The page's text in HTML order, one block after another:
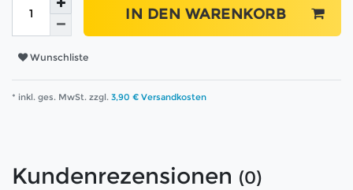
IN DEN WARENKORB
Wunschliste
* inkl. ges. MwSt. zzgl. 3,90 € Versandkosten
Kundenrezensionen (0)